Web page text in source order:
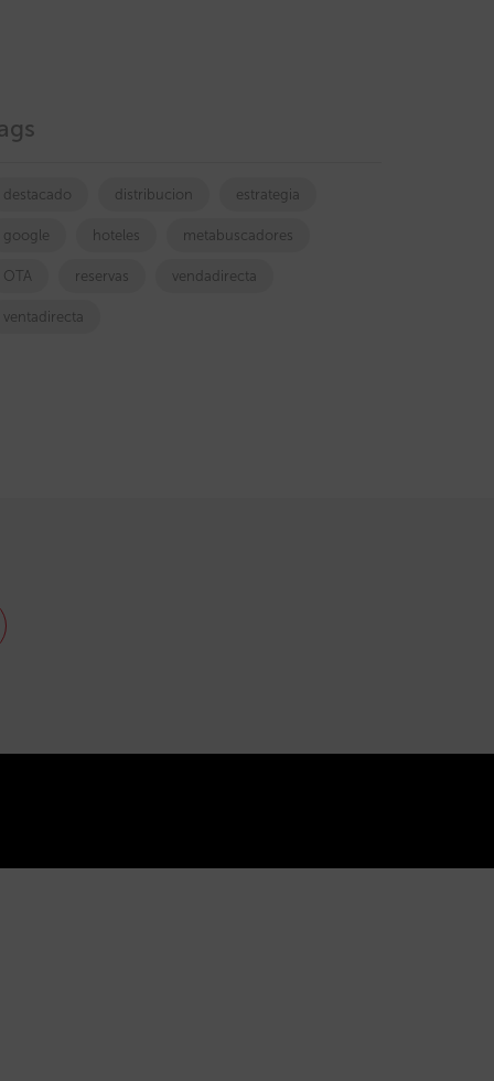
destacado distribucion estrategia
google hoteles metabuscadores
OTA reservas vendadirecta
ventadirecta